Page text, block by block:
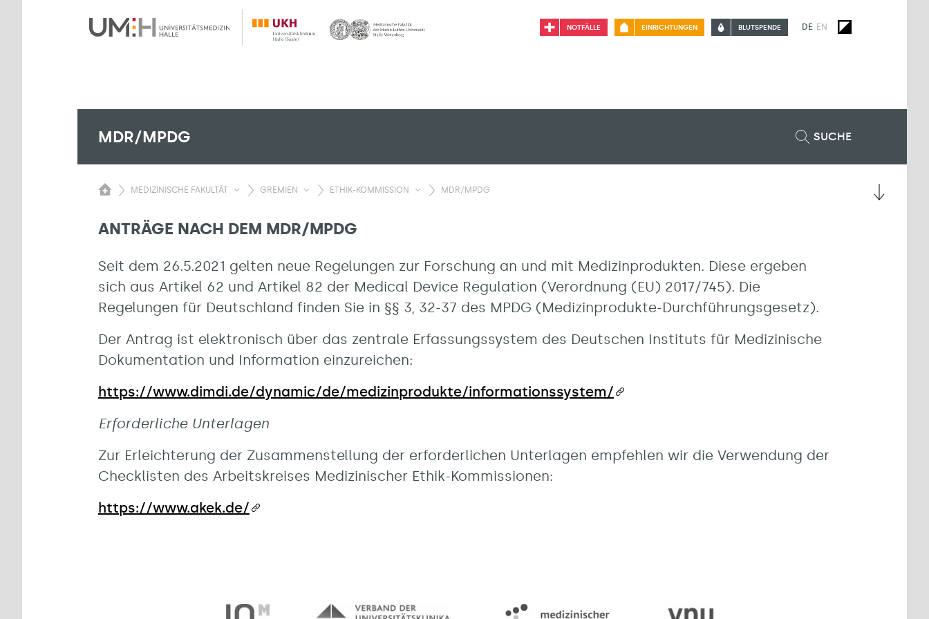
NOTFÄLLE EINRICHTUNGEN BLUTSPENDE DE EN
MDR/MPDG SUCHE
MEDIZINISCHE FAKULTÄT GREMIEN ETHIK-KOMMISSION MDR/MPDG
ANTRÄGE NACH DEM MDR/MPDG
Seit dem 26.5.2021 gelten neue Regelungen zur Forschung an und mit Medizinprodukten. Diese ergeben
sich aus Artikel 62 und Artikel 82 der Medical Device Regulation (Verordnung (EU) 2017/745). Die
Regelungen für Deutschland finden Sie in §§ 3, 32-37 des MPDG (Medizinprodukte-Durchführungsgesetz).
Der Antrag ist elektronisch über das zentrale Erfassungssystem des Deutschen Instituts für Medizinische
Dokumentation und Information einzureichen:
https://www.dimdi.de/dynamic/de/medizinprodukte/informationssystem/
Erforderliche Unterlagen
Zur Erleichterung der Zusammenstellung der erforderlichen Unterlagen empfehlen wir die Verwendung der
Checklisten des Arbeitskreises Medizinischer Ethik-Kommissionen:
https://www.akek.de/